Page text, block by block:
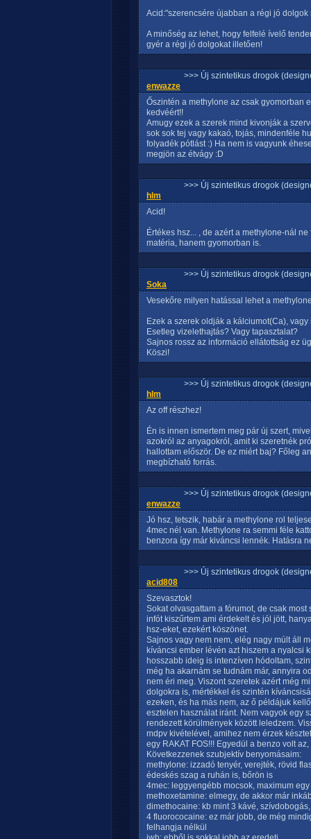
Acid:"szerencsére újabban a régi jó
A minőség az lehet, hogy felfelé ívelő
gyér a régi jó dolgokat illetően!
>>> Új szintetikus drogok
enwazze
Őszintén a methylone az csak gyomorban
kedvéért!!
Amugy ezek a szerek mind kivonják a
sok sok tej vagy kakaó, tojás, mindenféle
folyadék pótlást :) Ha nem is vagyunk
megjön az étvágy :D
>>> Új szintetikus drogok
hlm
Acid!
Értékes hsz... , de azért a methylone-nál
matéria, hanem gyomorban is.
>>> Új szintetikus drogok
Soka
Vesekőre milyen hatással lehet a
Ezek a szerek oldják a kálciumot(Ca),
Esetleg vizelethajtás? Vagy tapasztalat?
Sajnos rossz az információ ellátottság ez
Köszi!
>>> Új szintetikus drogok
hlm
Az off részhez!
Én is innen ismertem meg pár új szert,
azokról az anyagokról, amit ki szeretnék
hallottam először. De ez miért baj? Főleg
megbízható forrás.
>>> Új szintetikus drogok
enwazze
Jó hsz, tetszik, habár a methylone rol
4mec nél van. Methylone ra semmi féle
benzora így már kiváncsi lennék. Hatásra
>>> Új szintetikus drogok
acid808
Szevasztok!
Sokat olvasgattam a fórumot, de csak
infót kiszűrtem ami érdekelt és jól jött,
hsz-eket, ezekért köszönet.
Sajnos vagy nem nem, elég nagy múlt áll
kíváncsi ember lévén azt hiszem a nyalcsi
hosszabb ideig is intenzíven hódoltam,
még ha akarnám se tudnám már, annyira
nem éri meg. Viszont szeretek azért még
dolgokra is, mértékkel és szintén
ezeken, és ha más nem, az ő példájuk
esztelen használat iránt. Nem vagyok egy
rendezett körülmények között leledzem.
mdpv kivételével, amihez nem érzek
egy RAKAT FOS!!! Egyedül a benzo volt
Következzenek szubjektív benyomásaim:
methylone: izzadó tenyér, verejték, rövid
édeskés szag a ruhán is, bőrön is
4mec: leggyengébb mocsok, maximum
methoxetamine: elmegy, de akkor már
dimethocaine: kb mint 3 kávé,
4 fluorococaine: ez már jobb, de még
felhangja nélkül